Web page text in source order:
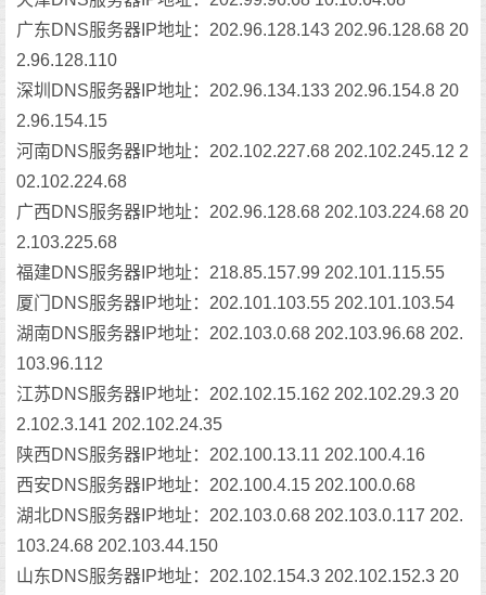
广东DNS服务器IP地址：202.96.128.143 202.96.128.68 20
2.96.128.110
深圳DNS服务器IP地址：202.96.134.133 202.96.154.8 20
2.96.154.15
河南DNS服务器IP地址：202.102.227.68 202.102.245.12 2
02.102.224.68
广西DNS服务器IP地址：202.96.128.68 202.103.224.68 20
2.103.225.68
福建DNS服务器IP地址：218.85.157.99 202.101.115.55
厦门DNS服务器IP地址：202.101.103.55 202.101.103.54
湖南DNS服务器IP地址：202.103.0.68 202.103.96.68 202.
103.96.112
江苏DNS服务器IP地址：202.102.15.162 202.102.29.3 20
2.102.3.141 202.102.24.35
陕西DNS服务器IP地址：202.100.13.11 202.100.4.16
西安DNS服务器IP地址：202.100.4.15 202.100.0.68
湖北DNS服务器IP地址：202.103.0.68 202.103.0.117 202.
103.24.68 202.103.44.150
山东DNS服务器IP地址：202.102.154.3 202.102.152.3 20